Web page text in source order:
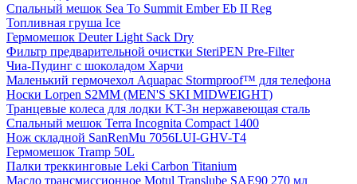
Спальный мешок Sea To Summit Ember Eb II Reg
Топливная груша Ice
Гермомешок Deuter Light Sack Dry
Фильтр предварительной очистки SteriPEN Pre-Filter
Чиа-Пудинг с шоколадом Харчи
Маленький гермочехол Aquapac Stormproof™ для телефона
Носки Lorpen S2MM (MEN'S SKI MIDWEIGHT)
Транцевые колеса для лодки KT-3н нержавеющая сталь
Спальный мешок Terra Incognita Compact 1400
Нож складной SanRenMu 7056LUI-GHV-T4
Гермомешок Tramp 50L
Палки треккинговые Leki Carbon Titanium
Масло трансмиссионное Motul Translube SAE90 270 мл